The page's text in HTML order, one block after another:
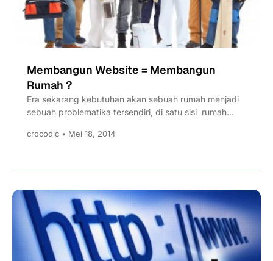
Membangun Website = Membangun
Rumah ?
Era sekarang kebutuhan akan sebuah rumah menjadi
sebuah problematika tersendiri, di satu sisi rumah
crocodic • Mei 18, 2014